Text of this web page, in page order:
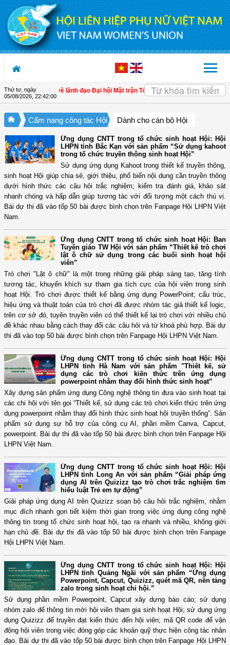
Truy cập nội dung luôn
Thứ tư, ngày
05/08/2026, 22:42:01
Ban Bí thư về lãnh đạo Đại hội Mặt trận Tổ quốc Việt Nam và các tổ chức
Cẩm nang công tác Hội Dành cho cán bộ Hội
Ứng dụng CNTT trong tổ chức sinh hoạt Hội: Hội
LHPN tỉnh Bắc Kạn với sản phẩm “Sử dụng kahoot
trong tổ chức truyền thông sinh hoạt Hội”
Sử dụng ứng dụng Kahoot trong thiết kế truyền thông,
sinh hoạt Hội giúp chia sẻ, giới thiệu, phổ biến nội dung cần truyền thông
dưới hình thức các câu hỏi trắc nghiệm; kiểm tra đánh giá, khảo sát
nhanh chóng và hấp dẫn giúp tương tác với đối tượng một cách thú vị.
Bài dự thi đã vào tốp 50 bài được bình chọn trên Fanpage Hội LHPN Việt
Nam.
Ứng dụng CNTT trong tổ chức sinh hoạt Hội: Ban
Tuyên giáo TW Hội với sản phẩm “Thiết kế trò chơi
lật ô chữ sử dụng trong các buổi sinh hoạt hội
viên”
Trò chơi "Lật ô chữ" là một trong những giải pháp sáng tạo, tăng tính
tương tác, khuyến khích sự tham gia tích cực của hội viên trong sinh
hoạt Hội. Trò chơi được thiết kế bằng ứng dụng PowerPoint; cấu trúc,
hiệu ứng và thuật toán của trò chơi đã được nhóm tác giả thiết kế logic,
trên cơ sở đó, tuyên truyền viên có thể thiết kế lại trò chơi với nhiều chủ
đề khác nhau bằng cách thay đổi các câu hỏi và từ khoá phù hợp. Bài dự
thi đã vào top 50 bài được bình chọn trên Fanpage Hội LHPN Việt Nam.
Ứng dụng CNTT trong tổ chức sinh hoạt Hội: Hội
LHPN tỉnh Hà Nam với sản phẩm "Thiết kế, sử
dụng các trò chơi kiến thức trên ứng dụng
powerpoint nhằm thay đổi hình thức sinh hoạt”
Xây dựng sản phẩm ứng dụng Công nghệ thông tin đưa vào sinh hoạt tại
các chi hội với tên gọi “Thiết kế, sử dụng các trò chơi kiến thức trên ứng
dụng powerpoint nhằm thay đổi hình thức sinh hoạt hội truyền thống”. Sản
phẩm sử dụng sự hỗ trợ của công cụ AI, phần mềm Canva, Capcut,
powerpoint. Bài dự thi đã vào tốp 50 bài được bình chọn trên Fanpage Hội
LHPN Việt Nam.
Ứng dụng CNTT trong tổ chức sinh hoạt Hội: Hội
LHPN tỉnh Long An với sản phẩm “Giải pháp ứng
dụng AI trên Quizizz tạo trò chơi trắc nghiệm tìm
hiểu luật Trẻ em tự động”
Giải pháp ứng dụng AI trên Quizizz soạn bộ câu hỏi trắc nghiệm, nhằm
mục đích nhanh gọn tiết kiệm thời gian trong việc ứng dụng công nghệ
thông tin trong tổ chức sinh hoạt hội, tạo ra nhanh và nhiều, không giới
hạn chủ đề. Bài dự thi đã vào tốp 50 bài được bình chọn trên Fanpage
Hội LHPN Việt Nam.
Ứng dụng CNTT trong tổ chức sinh hoạt Hội: Hội
LHPN tỉnh Quảng Ngãi với sản phẩm “Ứng dụng
Powerpoint, Capcut, Quizizz, quét mã QR, nền tảng
zalo trong sinh hoạt chi hội.”
Sử dụng phần mềm Powerpoint, Capcut xây dựng báo cáo; sử dụng
nhóm zalo để thông tin mời hội viên tham gia sinh hoạt Hội; sử dụng ứng
dụng Quizizz để truyền đạt kiến thức đến hội viên; mã QR code để vận
động hội viên trong việc đóng góp các khoản quỹ thực hiện công tác nhân
đạo. Bài dự thi đã vào tốp 50 bài được bình chọn trên Fanpage Hội LHPN